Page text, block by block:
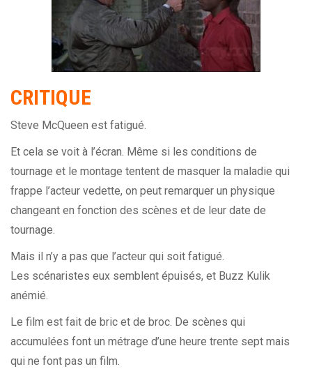
CRITIQUE
Steve McQueen est fatigué.
Et cela se voit à l’écran. Même si les conditions de
tournage et le montage tentent de masquer la maladie qui
frappe l’acteur vedette, on peut remarquer un physique
changeant en fonction des scènes et de leur date de
tournage.
Mais il n’y a pas que l’acteur qui soit fatigué.
Les scénaristes eux semblent épuisés, et Buzz Kulik
anémié.
Le film est fait de bric et de broc. De scènes qui
accumulées font un métrage d’une heure trente sept mais
qui ne font pas un film.